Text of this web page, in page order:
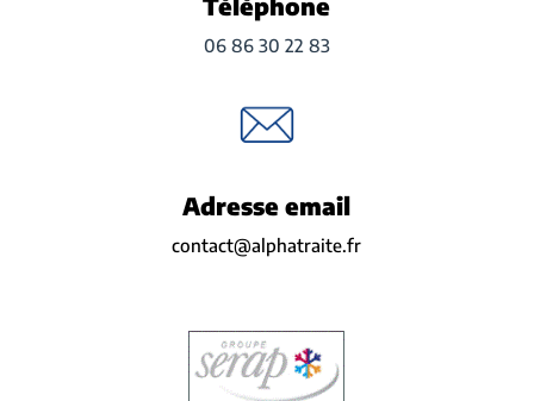
06 86 30 22 83
Adresse email
contact@alphatraite.fr